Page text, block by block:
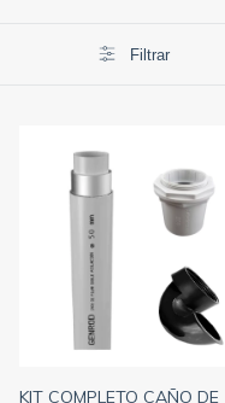
Filtrar
KIT COMPLETO CAÑO DE